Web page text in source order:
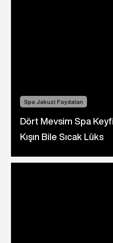
Dört Mevsim Spa
Kışın Bile Sıcak Lüks
Spa Jakuzi Faydaları